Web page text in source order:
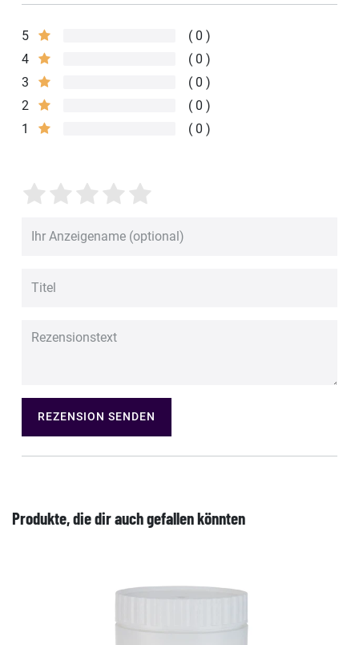
5
0
4
0
3
0
2
0
1
0
REZENSION SENDEN
Produkte, die dir auch gefallen könnten